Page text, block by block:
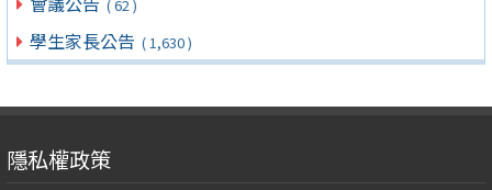
( 62 )
學生家長公告 ( 1,630 )
隱私權政策